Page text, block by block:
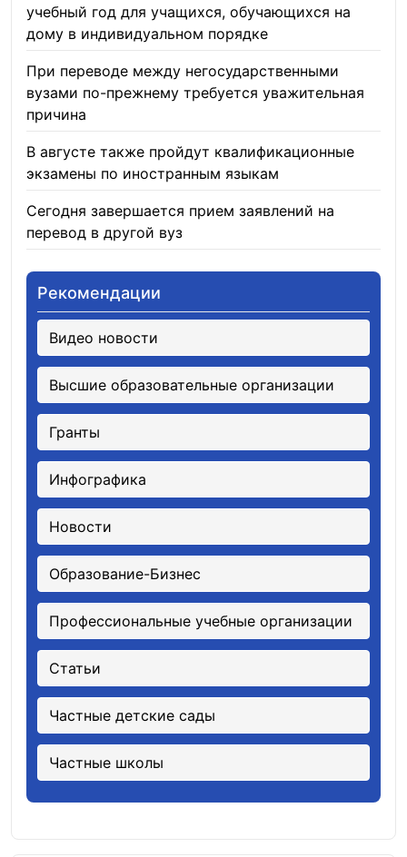
учебный год для учащихся, обучающихся на
дому в индивидуальном порядке
При переводе между негосударственными
вузами по-прежнему требуется уважительная
причина
В августе также пройдут квалификационные
экзамены по иностранным языкам
Сегодня завершается прием заявлений на
перевод в другой вуз
Рекомендации
Видео новости
Высшие образовательные организации
Гранты
Инфографика
Новости
Образование-Бизнес
Профессиональные учебные организации
Статьи
Частные детские сады
Частные школы